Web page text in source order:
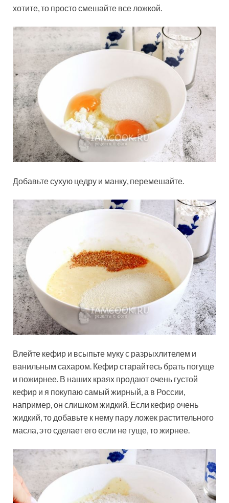
хотите, то просто смешайте все ложкой.
Добавьте сухую цедру и манку, перемешайте.
Влейте кефир и всыпьте муку с разрыхлителем и
ванильным сахаром. Кефир старайтесь брать погуще
и пожирнее. В наших краях продают очень густой
кефир и я покупаю самый жирный, а в России,
например, он слишком жидкий. Если кефир очень
жидкий, то добавьте к нему пару ложек растительного
масла, это сделает его если не гуще, то жирнее.